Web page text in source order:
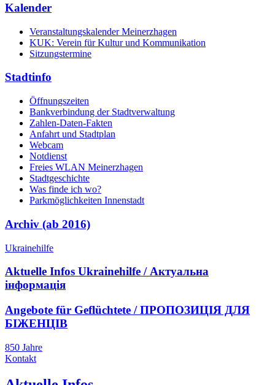
Kalender
Veranstaltungskalender Meinerzhagen
KUK: Verein für Kultur und Kommunikation
Sitzungstermine
Stadtinfo
Öffnungszeiten
Bankverbindung der Stadtverwaltung
Zahlen-Daten-Fakten
Anfahrt und Stadtplan
Webcam
Notdienst
Freies WLAN Meinerzhagen
Stadtgeschichte
Was finde ich wo?
Parkmöglichkeiten Innenstadt
Archiv (ab 2016)
Ukrainehilfe
Aktuelle Infos Ukrainehilfe / Актуальна
інформація
Angebote für Geflüchtete / ПРОПОЗИЦІЯ ДЛЯ
БІЖЕНЦІВ
850 Jahre
Kontakt